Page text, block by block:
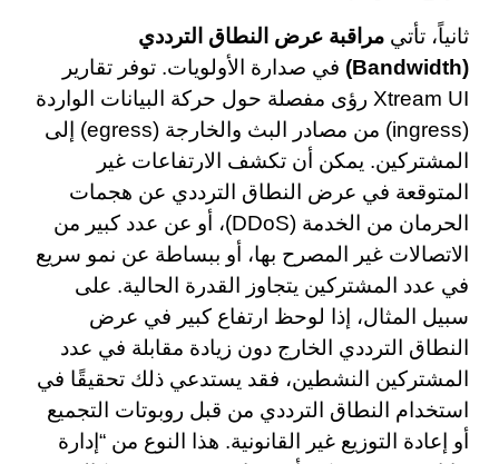
ثانياً، تأتي مراقبة عرض النطاق الترددي
(Bandwidth)
في صدارة الأولويات. توفر تقارير
Xtream UI رؤى مفصلة حول حركة البيانات الواردة
(ingress) من مصادر البث والخارجة (egress) إلى
المشتركين. يمكن أن تكشف الارتفاعات غير
المتوقعة في عرض النطاق الترددي عن هجمات
الحرمان من الخدمة (DDoS)، أو عن عدد كبير من
الاتصالات غير المصرح بها، أو ببساطة عن نمو سريع
في عدد المشتركين يتجاوز القدرة الحالية. على
سبيل المثال، إذا لوحظ ارتفاع كبير في عرض
النطاق الترددي الخارج دون زيادة مقابلة في عدد
المشتركين النشطين، فقد يستدعي ذلك تحقيقًا في
استخدام النطاق الترددي من قبل روبوتات التجميع
أو إعادة التوزيع غير القانونية. هذا النوع من “إدارة